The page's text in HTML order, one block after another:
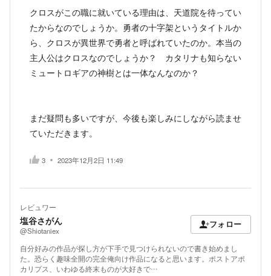
クロスがこの職に就いている理由は、天道院を待ってい
たからなのでしょうか。勇者の十字架というタイトルか
ら、クロスが異世界で勇者と呼ばれていたのか。本当の
主人公はクロスなのでしょうか？ カタリナも知らない
ミュートロギアの神樹とは一体なんなのか？
まだ疑問も多いですが、今後も楽しみにしながら読ませ
ていただきます。
3 2023年12月2日 11:49
レビュワー
塩谷さがん
@Shiotaniex
フォロー
自分好みの作品が探し方が下手で見つけられないので書き始めまし
た。恐らく趣味全開の完全俺向け作品になると思います。ポストアポ
カリプス、いわゆる終末ものが大好きで…